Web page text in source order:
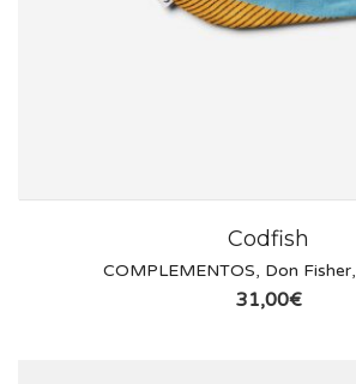
Codfish
COMPLEMENTOS, Don Fisher,
31,00€